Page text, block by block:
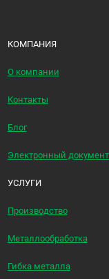
КОМПАНИЯ
О компании
Контакты
Блог
Электронный
УСЛУГИ
Производство
Металлообработка
Гибка металла